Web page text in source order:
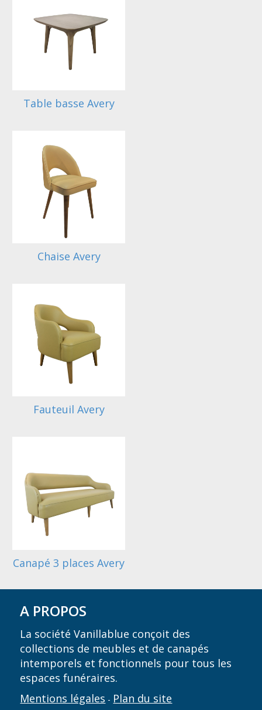
Table basse Avery
Chaise Avery
Fauteuil Avery
Canapé 3 places Avery
A PROPOS
La société Vanillablue conçoit des
collections de meubles et de canapés
intemporels et fonctionnels pour tous les
espaces funéraires.
Mentions légales - Plan du site